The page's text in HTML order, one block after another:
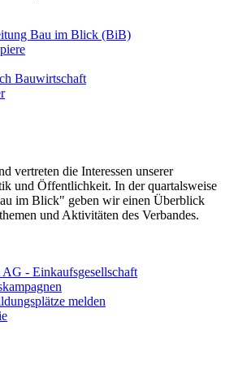
Bau im Blick (BiB)
Bauwirtschaft
vertreten die Interessen unserer
und Öffentlichkeit. In der quartalsweise
im Blick" geben wir einen Überblick
und Aktivitäten des Verbandes.
- Einkaufsgesellschaft
melden